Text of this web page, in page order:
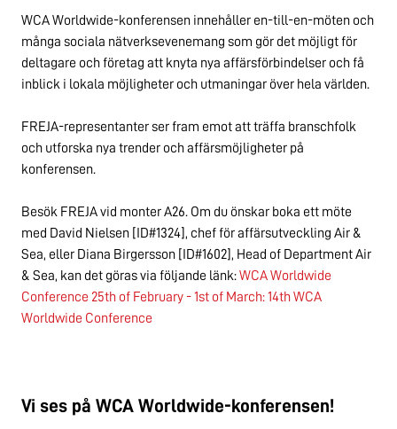
WCA Worldwide-konferensen innehåller en-till-en-möten och
många sociala nätverksevenemang som gör det möjligt för
deltagare och företag att knyta nya affärsförbindelser och få
inblick i lokala möjligheter och utmaningar över hela världen.
FREJA-representanter ser fram emot att träffa branschfolk
och utforska nya trender och affärsmöjligheter på
konferensen.
Besök FREJA vid monter A26. Om du önskar boka ett möte
med David Nielsen [ID#1324], chef för affärsutveckling Air &
Sea, eller Diana Birgersson [ID#1602], Head of Department Air
& Sea, kan det göras via följande länk:WCA Worldwide
Conference 25th of February - 1st of March: 14th WCA
Worldwide Conference
Vi ses på WCA Worldwide-konferensen!